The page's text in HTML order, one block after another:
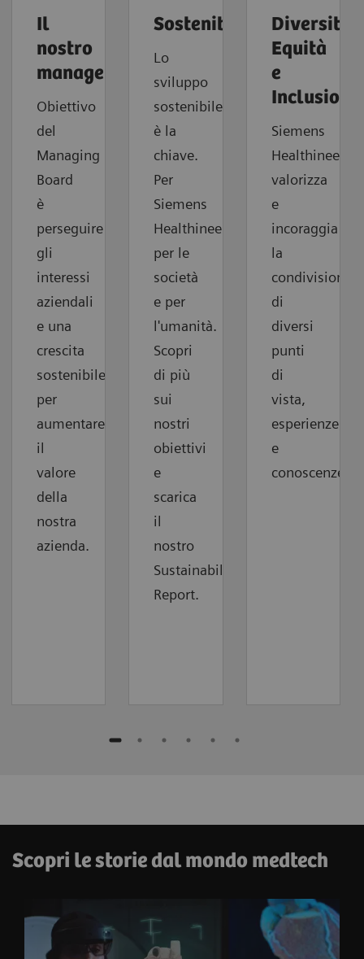
Il
nostro
management
Obiettivo
del
Managing
Board
è
perseguire
gli
interessi
aziendali
e una
crescita
sostenibile
per
aumentare
il
valore
della
nostra
azienda.
Sostenibilità
Lo
sviluppo
sostenibile
è la
chiave.
Per
Siemens
Healthineers,
per le
società
e per
l'umanità.
Scopri
di più
sui
nostri
obiettivi
e
scarica
il
nostro
Sustainability
Report.
Diversità,
Equità
e
Inclusione
Siemens
Healthineers
valorizza
e
incoraggia
la
condivisione
di
diversi
punti
di
vista,
esperienze,
e
conoscenze.
Scopri le storie dal mondo medtech